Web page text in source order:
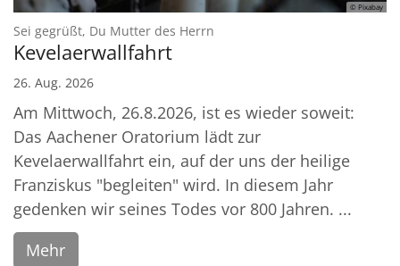
© Pixabay
Sei gegrüßt, Du Mutter des Herrn
Kevelaerwallfahrt
26. Aug. 2026
Am Mittwoch, 26.8.2026, ist es wieder soweit:
Das Aachener Oratorium lädt zur
Kevelaerwallfahrt ein, auf der uns der heilige
Franziskus "begleiten" wird. In diesem Jahr
gedenken wir seines Todes vor 800 Jahren. ...
Mehr